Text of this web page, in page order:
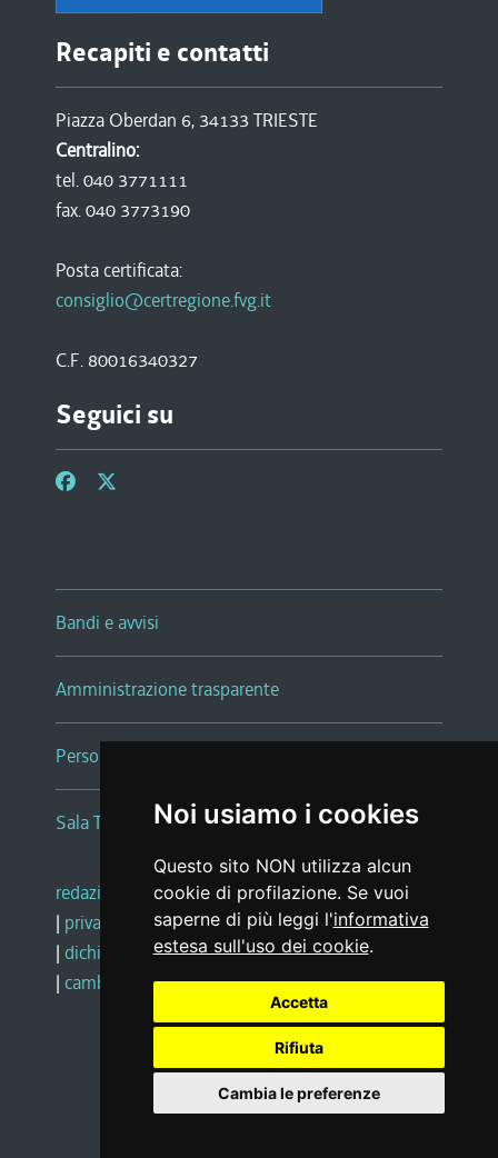
Noi usiamo i cookies
Questo sito NON utilizza alcun
cookie di profilazione. Se vuoi
saperne di più leggi l'informativa
estesa sull'uso dei cookie.
Accetta
Rifiuta
Cambia le preferenze
Recapiti e contatti
Piazza Oberdan 6, 34133 TRIESTE
Centralino:
tel. 040 3771111
fax. 040 3773190
Posta certificata:
consiglio@certregione.fvg.it
C.F. 80016340327
Seguici su
Bandi e avvisi
Amministrazione trasparente
Persone e Uffici
Sala Tiziano Tessitori
redazione web |note legali |glossario
| privacy
social media policy
| dichiarazione di accessibilità |feedback
| cambio preferenze cookie
Realizzato da